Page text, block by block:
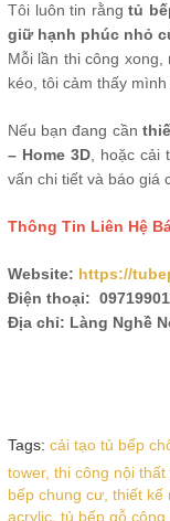
Tôi luôn tin rằngtủ
giữ hạnh phúc nhỏ
Mỗi lần thi công
kéo, tôi cảm thấy
Nếu bạn đang cần
– Home 3D, hoặc cải
vấn chi tiết và báo giá
Thông Tin Liên Hệ
Website: https://
Điện thoại:
Địa chỉ: Làng Nghề
Tags: cải tạo tủ bếp
tower, thi công nội thất
bếp chung cư, thiết kế
acrylic, tủ bếp gỗ công